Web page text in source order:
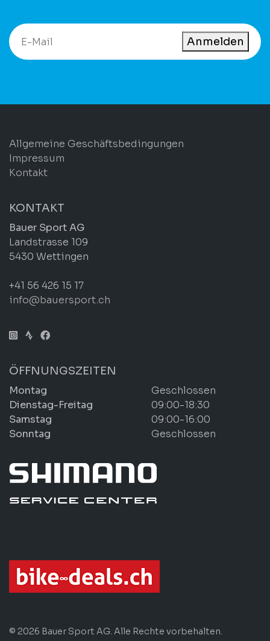
Anmelden
Allgemeine Geschäftsbedingungen
Impressum
Kontakt
KONTAKT
Bauer Sport AG
Landstrasse 109
5430 Wettingen
+41 56 426 15 17
info@bauersport.ch
ÖFFNUNGSZEITEN
Montag
Geschlossen
Dienstag-Freitag
09:00-18:30
Samstag
09:00-16:00
Sonntag
Geschlossen
© 2026 Bauer Sport AG. Alle Rechte vorbehalten.